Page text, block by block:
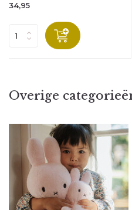
34,95
Overige